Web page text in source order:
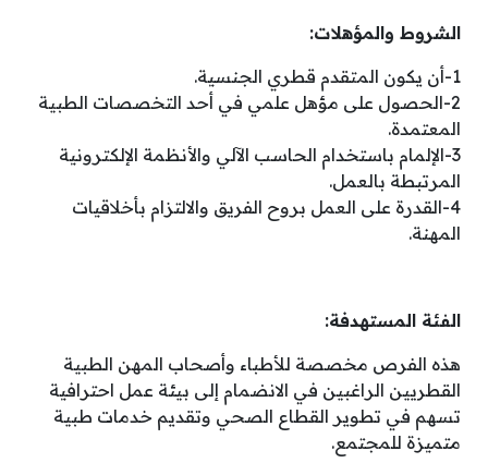
الشروط والمؤهلات:
1-أن يكون المتقدم قطري الجنسية.
2-الحصول على مؤهل علمي في أحد التخصصات الطبية
المعتمدة.
3-الإلمام باستخدام الحاسب الآلي والأنظمة الإلكترونية
المرتبطة بالعمل.
4-القدرة على العمل بروح الفريق والالتزام بأخلاقيات
المهنة.
الفئة المستهدفة:
هذه الفرص مخصصة للأطباء وأصحاب المهن الطبية
القطريين الراغبين في الانضمام إلى بيئة عمل احترافية
تسهم في تطوير القطاع الصحي وتقديم خدمات طبية
متميزة للمجتمع.